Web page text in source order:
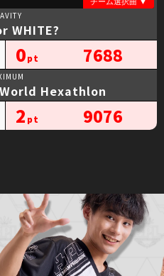
WHITE?
7688
0
World Hexathlon
9076
2